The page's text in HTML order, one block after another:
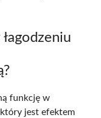
funkcję w
jest efektem